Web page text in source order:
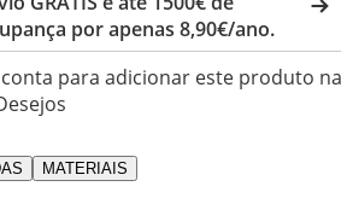
por apenas 8,90€/ano.
para adicionar este produto na
MATERIAIS